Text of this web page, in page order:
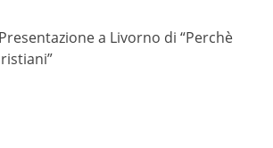
Presentazione a Livorno di “Perchè